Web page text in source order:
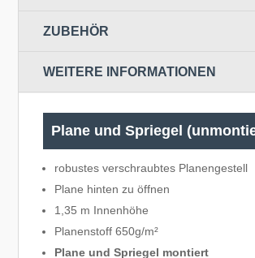
ZUBEHÖR
WEITERE INFORMATIONEN
Plane und Spriegel
robustes verschraubtes Planengestell
Plane hinten zu öffnen
1,35 m Innenhöhe
Planenstoff 650g/m²
Plane und Spriegel montiert